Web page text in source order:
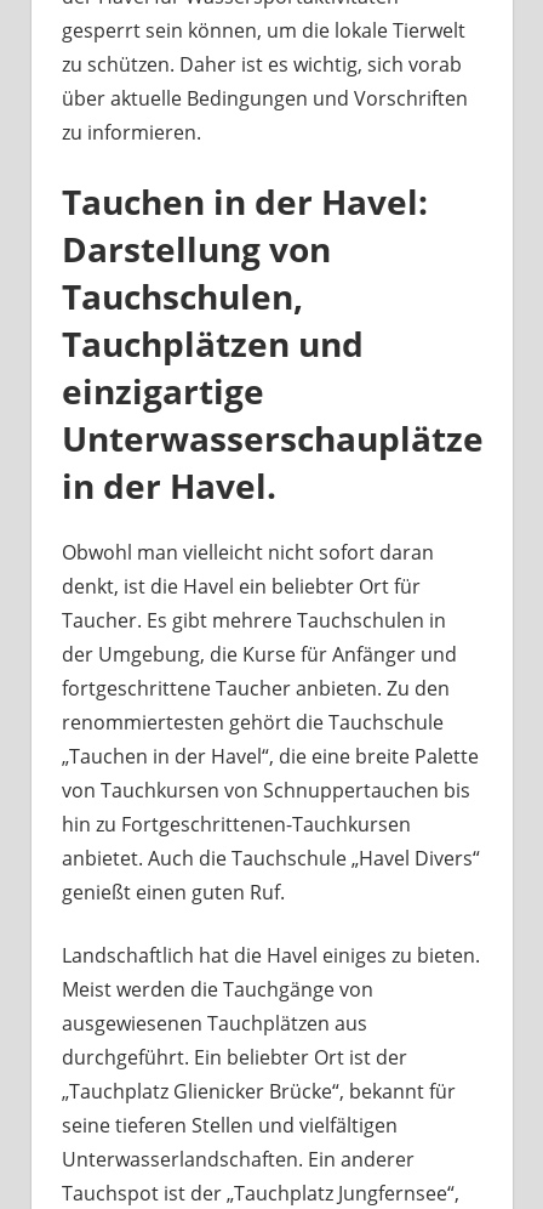
gesperrt sein können, um die lokale Tierwelt
zu schützen. Daher ist es wichtig, sich vorab
über aktuelle Bedingungen und Vorschriften
zu informieren.
Tauchen in der Havel:
Darstellung von
Tauchschulen,
Tauchplätzen und
einzigartige
Unterwasserschauplätze
in der Havel.
Obwohl man vielleicht nicht sofort daran
denkt, ist die Havel ein beliebter Ort für
Taucher. Es gibt mehrere Tauchschulen in
der Umgebung, die Kurse für Anfänger und
fortgeschrittene Taucher anbieten. Zu den
renommiertesten gehört die Tauchschule
„Tauchen in der Havel“, die eine breite Palette
von Tauchkursen von Schnuppertauchen bis
hin zu Fortgeschrittenen-Tauchkursen
anbietet. Auch die Tauchschule „Havel Divers“
genießt einen guten Ruf.
Landschaftlich hat die Havel einiges zu bieten.
Meist werden die Tauchgänge von
ausgewiesenen Tauchplätzen aus
durchgeführt. Ein beliebter Ort ist der
„Tauchplatz Glienicker Brücke“, bekannt für
seine tieferen Stellen und vielfältigen
Unterwasserlandschaften. Ein anderer
Tauchspot ist der „Tauchplatz Jungfernsee“,